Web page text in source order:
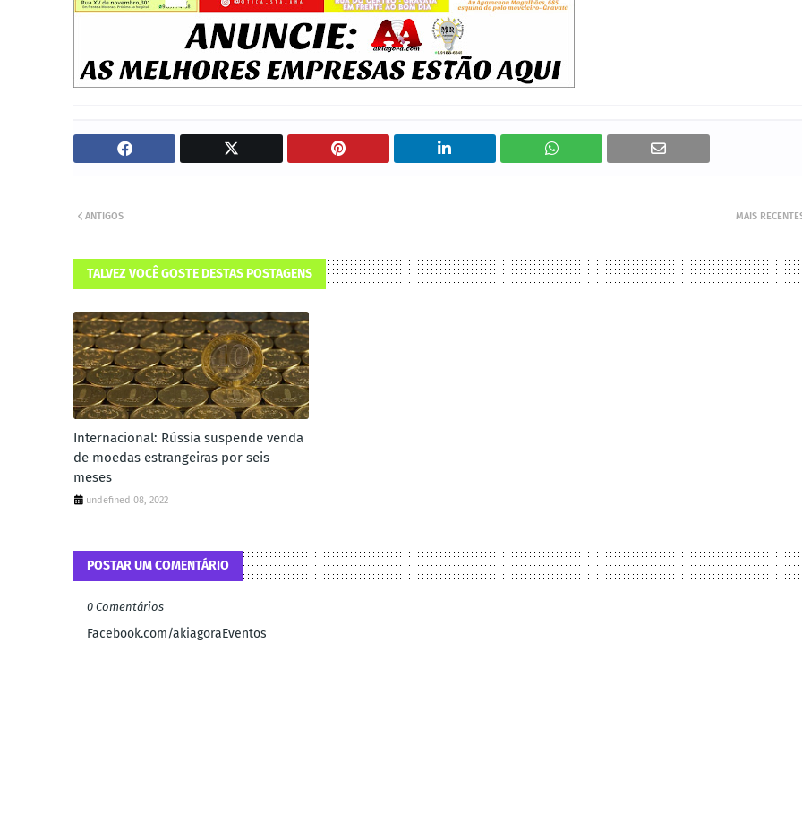
MAIS
ANTIGOS
TALVEZ VOCÊ GOSTE DESTAS POSTAGENS
Internacional: Rússia suspende venda
de moedas estrangeiras por seis
meses
undefined 08, 2022
POSTAR UM COMENTÁRIO
0 Comentários
Facebook.com/akiagoraEventos